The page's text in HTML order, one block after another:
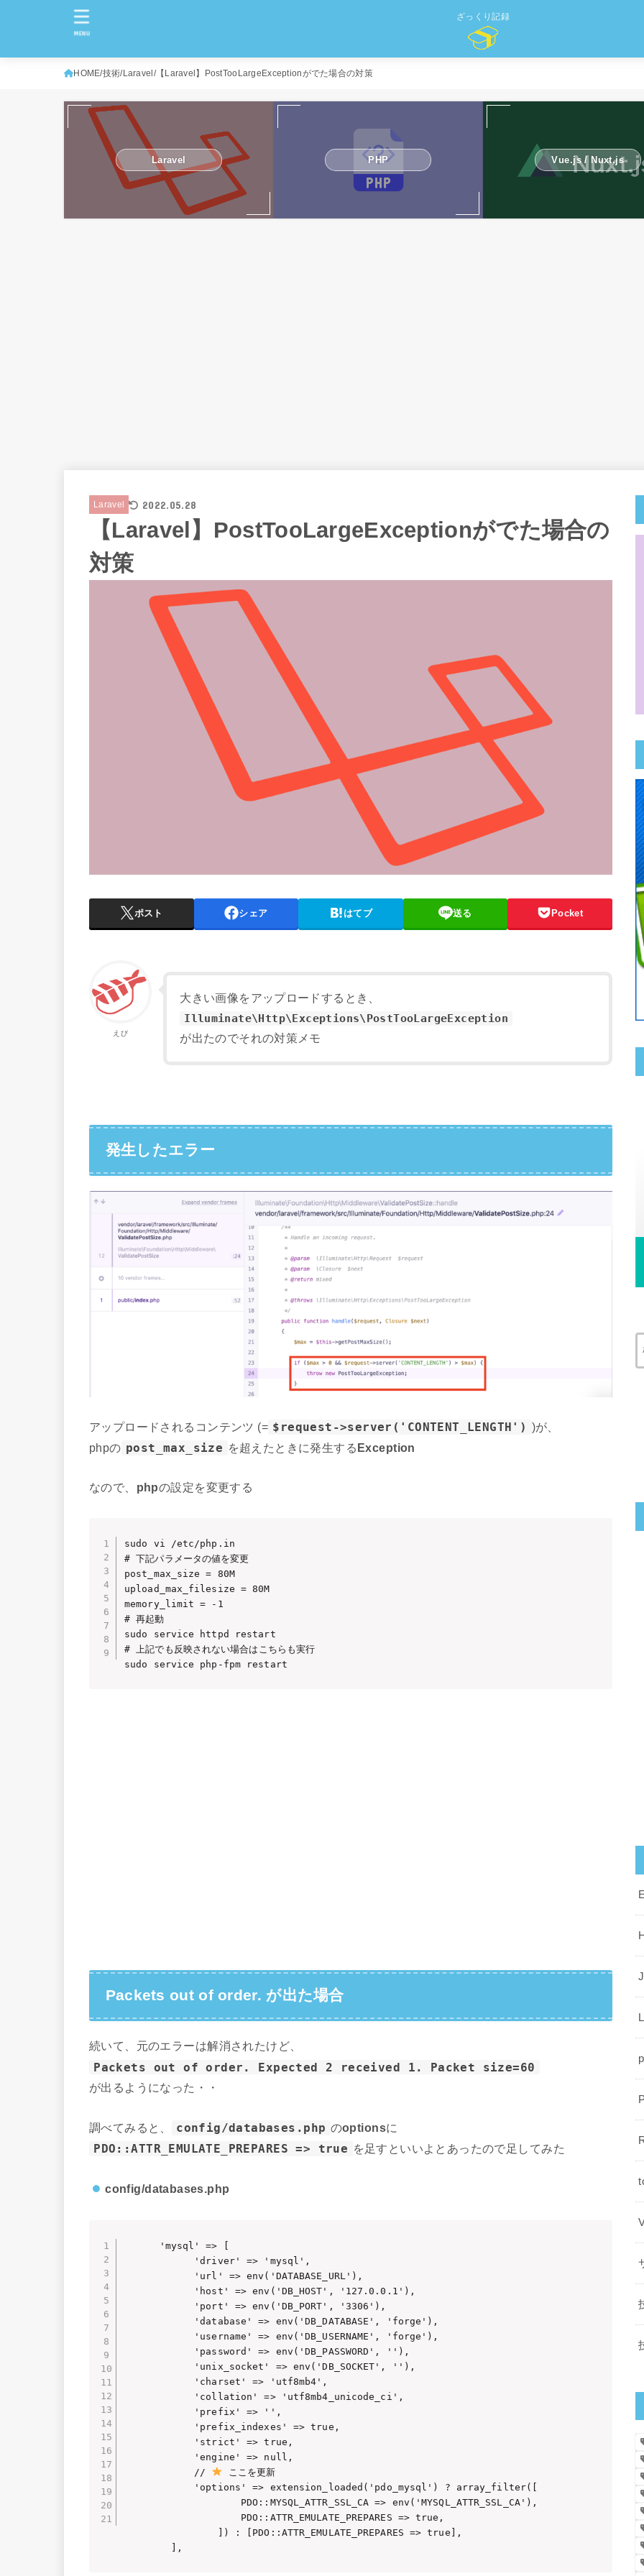
ざっくり記録
MENU
HOME 技術 Laravel 【Laravel】PostTooLargeExceptionがでた場合の対策
Laravel PHP Vue.js / Nuxt.js
Laravel 2022.05.28
【Laravel】PostTooLargeExceptionがでた場合の
対策
ポスト シェア はてブ 送る Pocket
えび
大きい画像をアップロードするとき、
Illuminate\Http\Exceptions\PostTooLargeException
が出たのでそれの対策メモ
発生したエラー
アップロードされるコンテンツ (= $request->server('CONTENT_LENGTH') )が、
phpの post_max_size を超えたときに発生するException
なので、 phpの設定を変更する
sudo vi /etc/php.in
# 下記パラメータの値を変更
post_max_size = 80M
upload_max_filesize = 80M
memory_limit = -1
# 再起動
sudo service httpd restart
# 上記でも反映されない場合はこちらも実行
Packets out of order. が出た場合
続いて、元のエラーは解消されたけど、
Packets out of order. Expected 2 received 1. Packet size=60
が出るようになった・・
調べてみると、 config/databases.php のoptionsに
PDO::ATTR_EMULATE_PREPARES => true を足すといいよとあったので足してみた
config/databases.php
      'mysql' => [
            'driver' => 'mysql',
            'url' => env('DATABASE_URL'),
            'host' => env('DB_HOST', '127.0.0.1'),
            'port' => env('DB_PORT', '3306'),
            'database' => env('DB_DATABASE', 'forge'),
            'username' => env('DB_USERNAME', 'forge'),
            'password' => env('DB_PASSWORD', ''),
            'unix_socket' => env('DB_SOCKET', ''),
            'charset' => 'utf8mb4',
            'collation' => 'utf8mb4_unicode_ci',
            'prefix' => '',
            'prefix_indexes' => true,
            'strict' => true,
            'engine' => null,
            //
ここを更新
            'options' => extension_loaded('pdo_mysql') ? array_filter([
                    PDO::MYSQL_ATTR_SSL_CA => env('MYSQL_ATTR_SSL_CA'),
                    PDO::ATTR_EMULATE_PREPARES => true,
                ]) : [PDO::ATTR_EMULATE_PREPARES => true],
        ],